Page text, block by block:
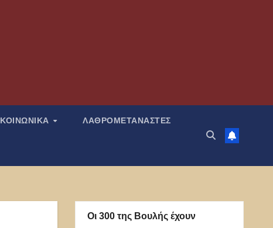
ΚΟΙΝΩΝΙΚΑ ΛΑΘΡΟΜΕΤΑΝΑΣΤΕΣ
Οι 300 της Βουλής έχουν